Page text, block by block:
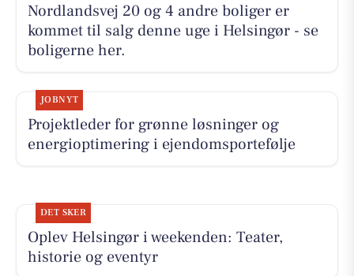
Nordlandsvej 20 og 4 andre boliger er
kommet til salg denne uge i Helsingør - se
boligerne her.
JOBNYT
Projektleder for grønne løsninger og
energioptimering i ejendomsportefølje
DET SKER
Oplev Helsingør i weekenden: Teater,
historie og eventyr